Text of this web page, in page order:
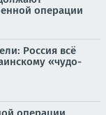
операции
Россия всё
«чудо-